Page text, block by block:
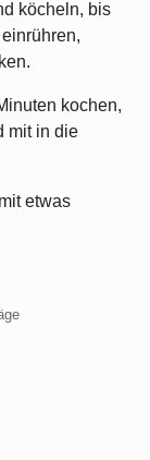
köcheln, bis
kochen,
mit in die
etwas